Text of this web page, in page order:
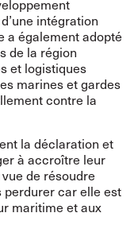
intégration
a également adopté
de la région
et logistiques
marines et gardes
contre la
la déclaration et
à accroître leur
de résoudre
perdurer car elle est
maritime et aux